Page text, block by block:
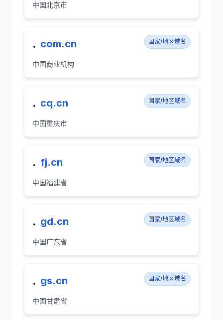
中国北京市
. com.cn 国家/地区域名
中国商业机构
. cq.cn 国家/地区域名
中国重庆市
. fj.cn 国家/地区域名
中国福建省
. gd.cn 国家/地区域名
中国广东省
. gs.cn 国家/地区域名
中国甘肃省